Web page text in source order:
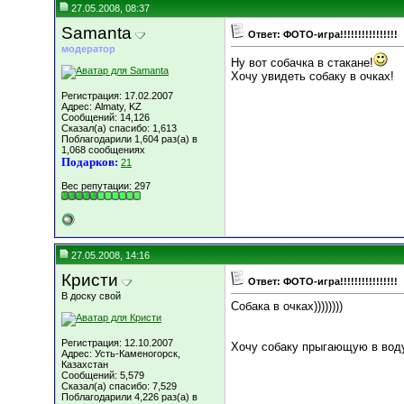
27.05.2008, 08:37
Samanta
модератор
Регистрация: 17.02.2007
Адрес: Almaty, KZ
Сообщений: 14,126
Сказал(а) спасибо: 1,613
Поблагодарили 1,604 раз(а) в
1,068 сообщениях
Подарков: 21
Вес репутации: 297
Ответ: ФОТО-игра!!!!!!!!!!!!!!!!
Ну вот собачка в стакане!
Хочу увидеть собаку в очках!
27.05.2008, 14:16
Кристи
В доску свой
Регистрация: 12.10.2007
Адрес: Усть-Каменогорск,
Казахстан
Сообщений: 5,579
Сказал(а) спасибо: 7,529
Поблагодарили 4,226 раз(а) в
Ответ: ФОТО-игра!!!!!!!!!!!!!!!!
Собака в очках))))))))
Хочу собаку прыгающую в